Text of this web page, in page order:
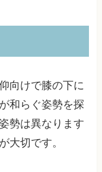
向けで膝の下に
和らぐ姿勢を探
勢は異なります
大切です。